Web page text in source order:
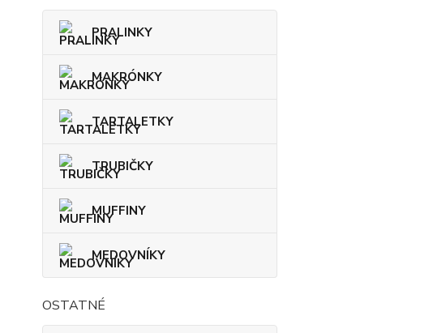
PRALINKY
MAKRÓNKY
TARTALETKY
TRUBIČKY
MUFFINY
MEDOVNÍKY
OSTATNÉ